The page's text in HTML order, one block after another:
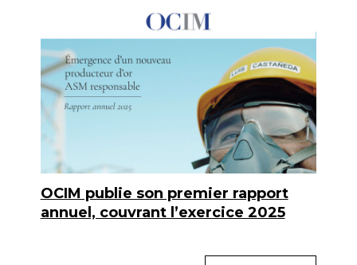
OCIM publie son premier rapport
annuel, couvrant l’exercice 2025